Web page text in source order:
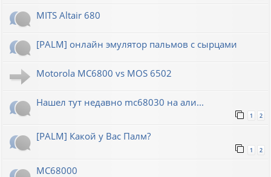
MITS Altair 680
[PALM] онлайн эмулятор пальмов с сырцами
Motorola MC6800 vs MOS 6502
Нашел тут недавно mc68030 на али...
1 2
[PALM] Какой у Вас Палм?
1 2
MC68000